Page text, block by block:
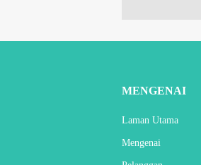
MENGENAI
Laman Utama
Mengenai